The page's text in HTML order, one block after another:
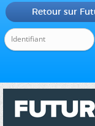
Retour sur